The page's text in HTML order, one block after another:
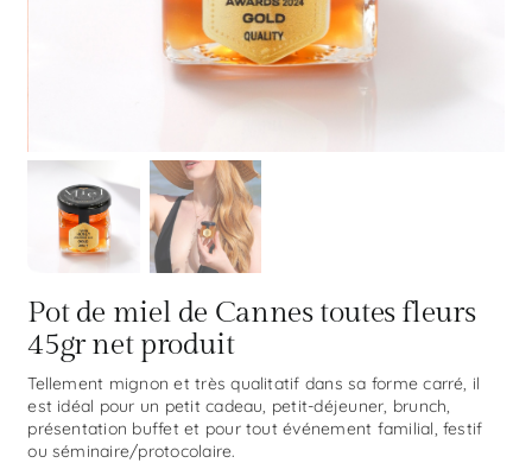
Pot de miel de Cannes toutes fleurs
45gr net produit
Tellement mignon et très qualitatif dans sa forme carré, il
est idéal pour un petit cadeau, petit-déjeuner, brunch,
présentation buffet et pour tout événement familial, festif
ou séminaire/protocolaire.